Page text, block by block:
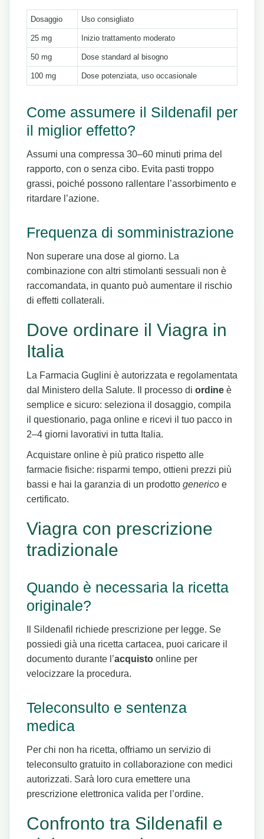
Dosaggio Uso consigliato
25 mg Inizio trattamento moderato
50 mg Dose standard al bisogno
100 mg Dose potenziata, uso occasionale
Come assumere il Sildenafil per
il miglior effetto?
Assumi una compressa 30–60 minuti prima del
rapporto, con o senza cibo. Evita pasti troppo
grassi, poiché possono rallentare l’assorbimento e
ritardare l’azione.
Frequenza di somministrazione
Non superare una dose al giorno. La
combinazione con altri stimolanti sessuali non è
raccomandata, in quanto può aumentare il rischio
di effetti collaterali.
Dove ordinare il Viagra in
Italia
La Farmacia Guglini è autorizzata e regolamentata
dal Ministero della Salute. Il processo di ordine è
semplice e sicuro: seleziona il dosaggio, compila
il questionario, paga online e ricevi il tuo pacco in
2–4 giorni lavorativi in tutta Italia.
Acquistare online è più pratico rispetto alle
farmacie fisiche: risparmi tempo, ottieni prezzi più
bassi e hai la garanzia di un prodotto generico e
certificato.
Viagra con prescrizione
tradizionale
Quando è necessaria la ricetta
originale?
Il Sildenafil richiede prescrizione per legge. Se
possiedi già una ricetta cartacea, puoi caricare il
documento durante l’acquisto online per
velocizzare la procedura.
Teleconsulto e sentenza
medica
Per chi non ha ricetta, offriamo un servizio di
teleconsulto gratuito in collaborazione con medici
autorizzati. Sarà loro cura emettere una
prescrizione elettronica valida per l’ordine.
Confronto tra Sildenafil e